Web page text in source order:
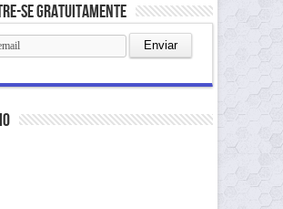
se gratuitamente